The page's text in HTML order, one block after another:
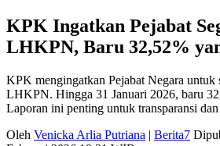
KPK Ingatkan Pejabat
LHKPN, Baru 32,52%
KPK mengingatkan Pejabat Negara untuk
LHKPN. Hingga 31 Januari 2026, baru
Laporan ini penting untuk transparansi
Oleh Venicka Arlia Putriana | Berita7